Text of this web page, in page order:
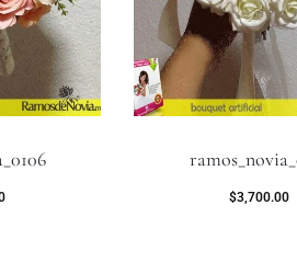
$3,700.00